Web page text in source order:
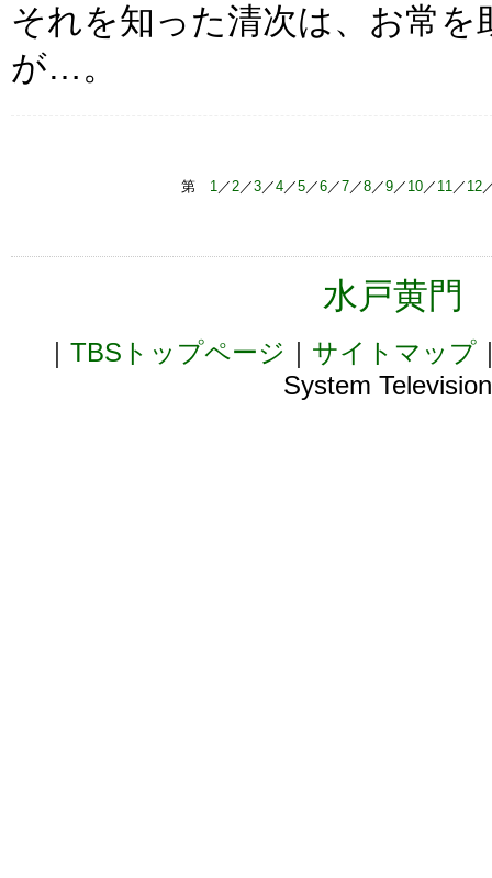
それを知った清次は、お常
が…。
第 1／2／3／4／5／6／7／8／9／ 10／ 11／ 12
水戸黄門
TBSトップページ サイトマップ
System